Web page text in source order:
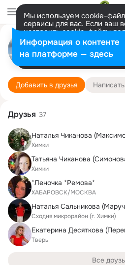
Мы используем cookie-
сервисы для вас. Если ваш
настроить cookie-файлы
представитель. Больше
Разрешить все
Жанна Levina
Москва 22
Подробнее
Добавить в друзья Написать
Друзья 37
Наталья Чиканова
Химки
Татьяна Чиканова
Химки
*Леночка *Ремова*
ХАБАРОВСК/МОСКВА
Наталья Сальникова
Сходня микрорайон (г. Химки)
Екатерина Десяткова
Тверь
Все
Информация о контенте
на платформе — здесь